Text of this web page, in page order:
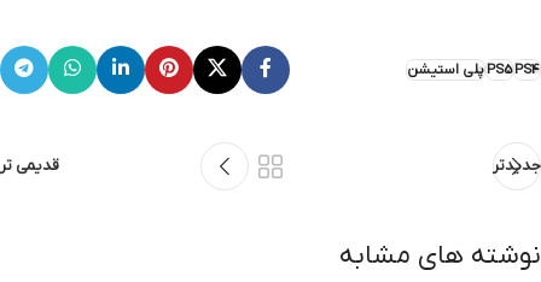
PS4
PS5پلی استیشن
جدیدتر قدیمی تر
نوشته های مشابه